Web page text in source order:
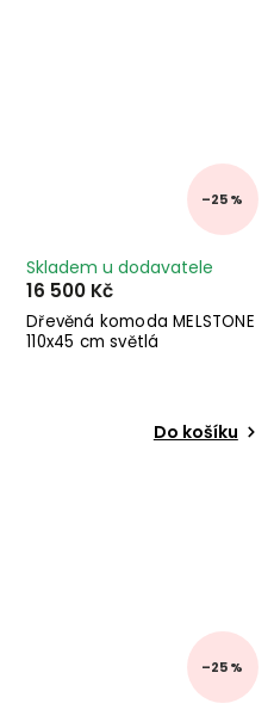
–25 %
Dřevěná komoda MELSTONE
110x45 cm světlá
Skladem u dodavatele
16 500 Kč
Do košíku
–25 %